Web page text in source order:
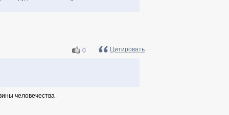
0 Цитировать
человечества